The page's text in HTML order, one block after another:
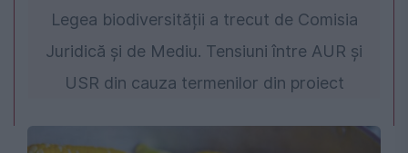
Legea biodiversității a trecut de Comisia
Juridică și de Mediu. Tensiuni între AUR și
USR din cauza termenilor din proiect